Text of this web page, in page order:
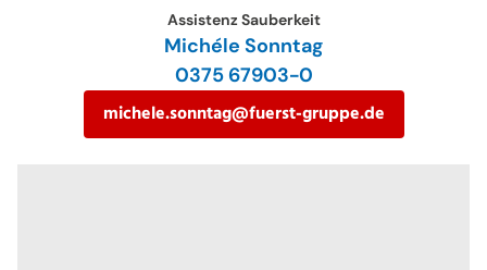
Assistenz Sauberkeit
Michéle Sonntag
0375 67903-0
michele.sonntag@fuerst-gruppe.de